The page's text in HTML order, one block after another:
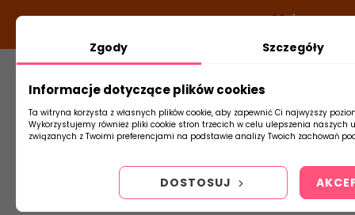
DODATKOWY RABAT Z KODEM:NEWLOOK26/TUBADZIN
Płytki
Zgody Szczegóły
Informacje dotyczące plików cookies
Ta witryna korzysta z własnych plików cookie, aby zapewnić Ci najwyższy
Wykorzystujemy również pliki cookie stron trzecich w celu ulepszenia
związanych z Twoimi preferencjami na podstawie analizy Twoich zachowań
DOSTOSUJ